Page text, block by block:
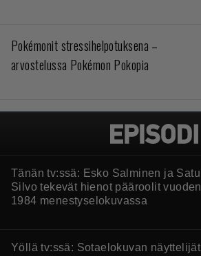
Pokémonit stressihelpotuksena –
arvostelussa Pokémon Pokopia
Tänän tv:ssä: Esko Salminen ja Satu
Silvo tekevät hienot pääroolit vuoden
1984 menestyselokuvassa
Yöllä tv:ssä: Sotaelokuvan näyttelijät